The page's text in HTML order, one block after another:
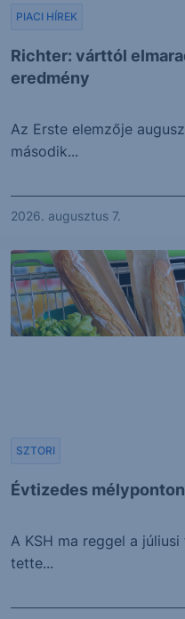
Richter: várttól
eredmény
PIACI HÍREK
Az Erste elemzője
második...
2026. augusztus 7.
Évtizedes
SZTORI
A KSH ma reggel a
tette...